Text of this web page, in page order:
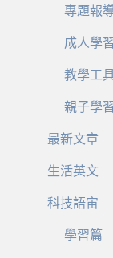
專題報
成人學
教學工
親子學
最新文章
生活英文
科技語宙
學習篇